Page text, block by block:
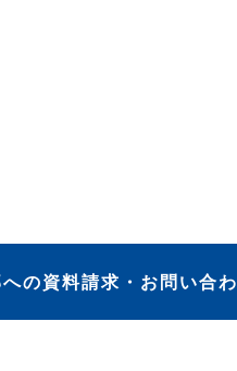
の資料請求・お問い合